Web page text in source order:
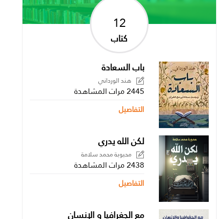
12
كتاب
باب السعادة
هند الورداني
2445 مرات المشاهدة
التفاصيل
لكن الله يدري
محبوبة محمد سلامة
2438 مرات المشاهدة
التفاصيل
مع الجغرافيا و الإنسان